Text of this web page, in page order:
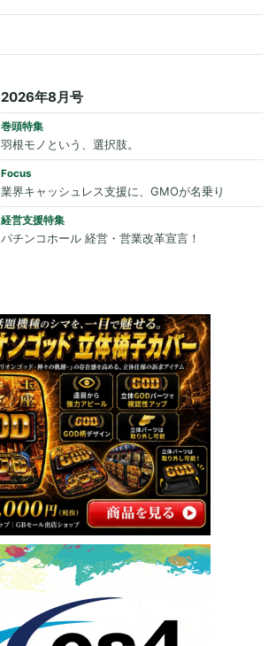
2026年8月号
巻頭特集
羽根モノという、選択肢。
Focus
業界キャッシュレス支援に、GMOが名乗り
経営支援特集
パチンコホール 経営・営業改革宣言！